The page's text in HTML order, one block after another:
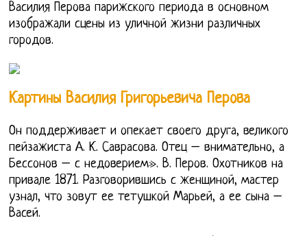
Василия Перова парижского периода в основном
изображали сцены из уличной жизни различных
городов.
Картины Василия Григорьевича Перова
Он поддерживает и опекает своего друга, великого
пейзажиста А. К. Саврасова. Отец – внимательно, а
Бессонов – с недоверием». В. Перов. Охотников на
привале 1871. Разговорившись с женщиной, мастер
узнал, что зовут ее тетушкой Марьей, а ее сына –
Васей.